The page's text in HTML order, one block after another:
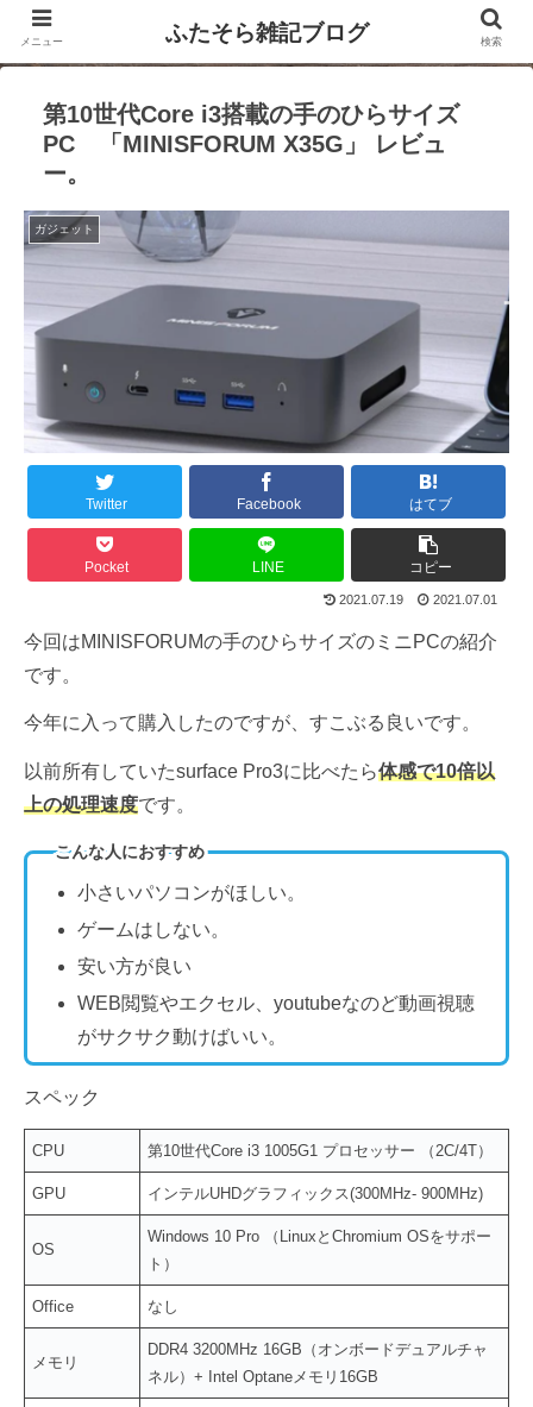
第10世代Core i3搭載の手のひらサイズ
PC 「MINISFORUM X35G」 レビュ
ー。
ガジェット
Twitter Facebook はてブ
Pocket LINE コピー
2021.07.19 2021.07.01
今回はMINISFORUMの手のひらサイズのミニPCの紹介
です。
今年に入って購入したのですが、すこぶる良いです。
以前所有していたsurface Pro3に比べたら体感で10倍以
上の処理速度です。
こんな人におすすめ
小さいパソコンがほしい。
ゲームはしない。
安い方が良い
WEB閲覧やエクセル、youtubeなのど動画視聴
がサクサク動けばいい。
スペック
CPU 第10世代Core i3 1005G1 プロセッサー （2C/4T）
GPU インテルUHDグラフィックス(300MHz- 900MHz)
OS
Windows 10 Pro （LinuxとChromium OSをサポー
ト）
Office なし
メモリ
DDR4 3200MHz 16GB（オンボードデュアルチャ
ネル）+ Intel Optaneメモリ16GB
メニュー ふたそら雑記ブログ 検索